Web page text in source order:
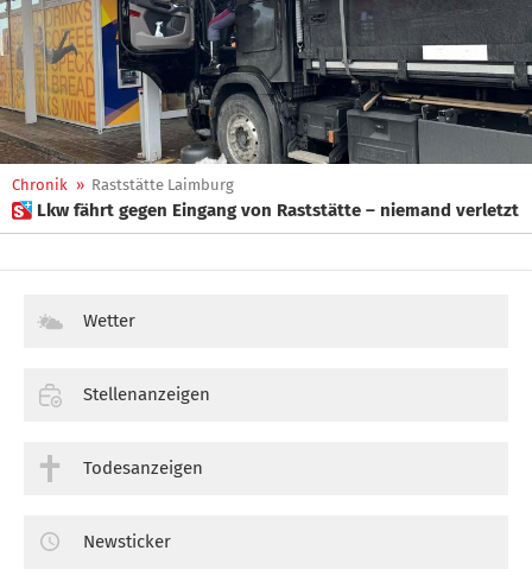
Chronik » Raststätte Laimburg
 Lkw fährt gegen Eingang von Raststätte – niemand verletzt
Wetter
Stellenanzeigen
Todesanzeigen
Newsticker